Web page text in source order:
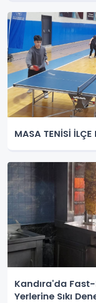
MASA TENİSİ
Kandıra'da
Yerlerine Sıkı